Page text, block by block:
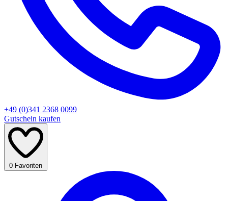
+49 (0)341 2368 0099
Gutschein kaufen
0 Favoriten